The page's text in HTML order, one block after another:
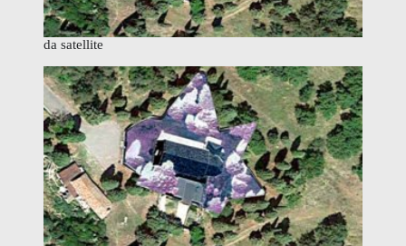
da satellite